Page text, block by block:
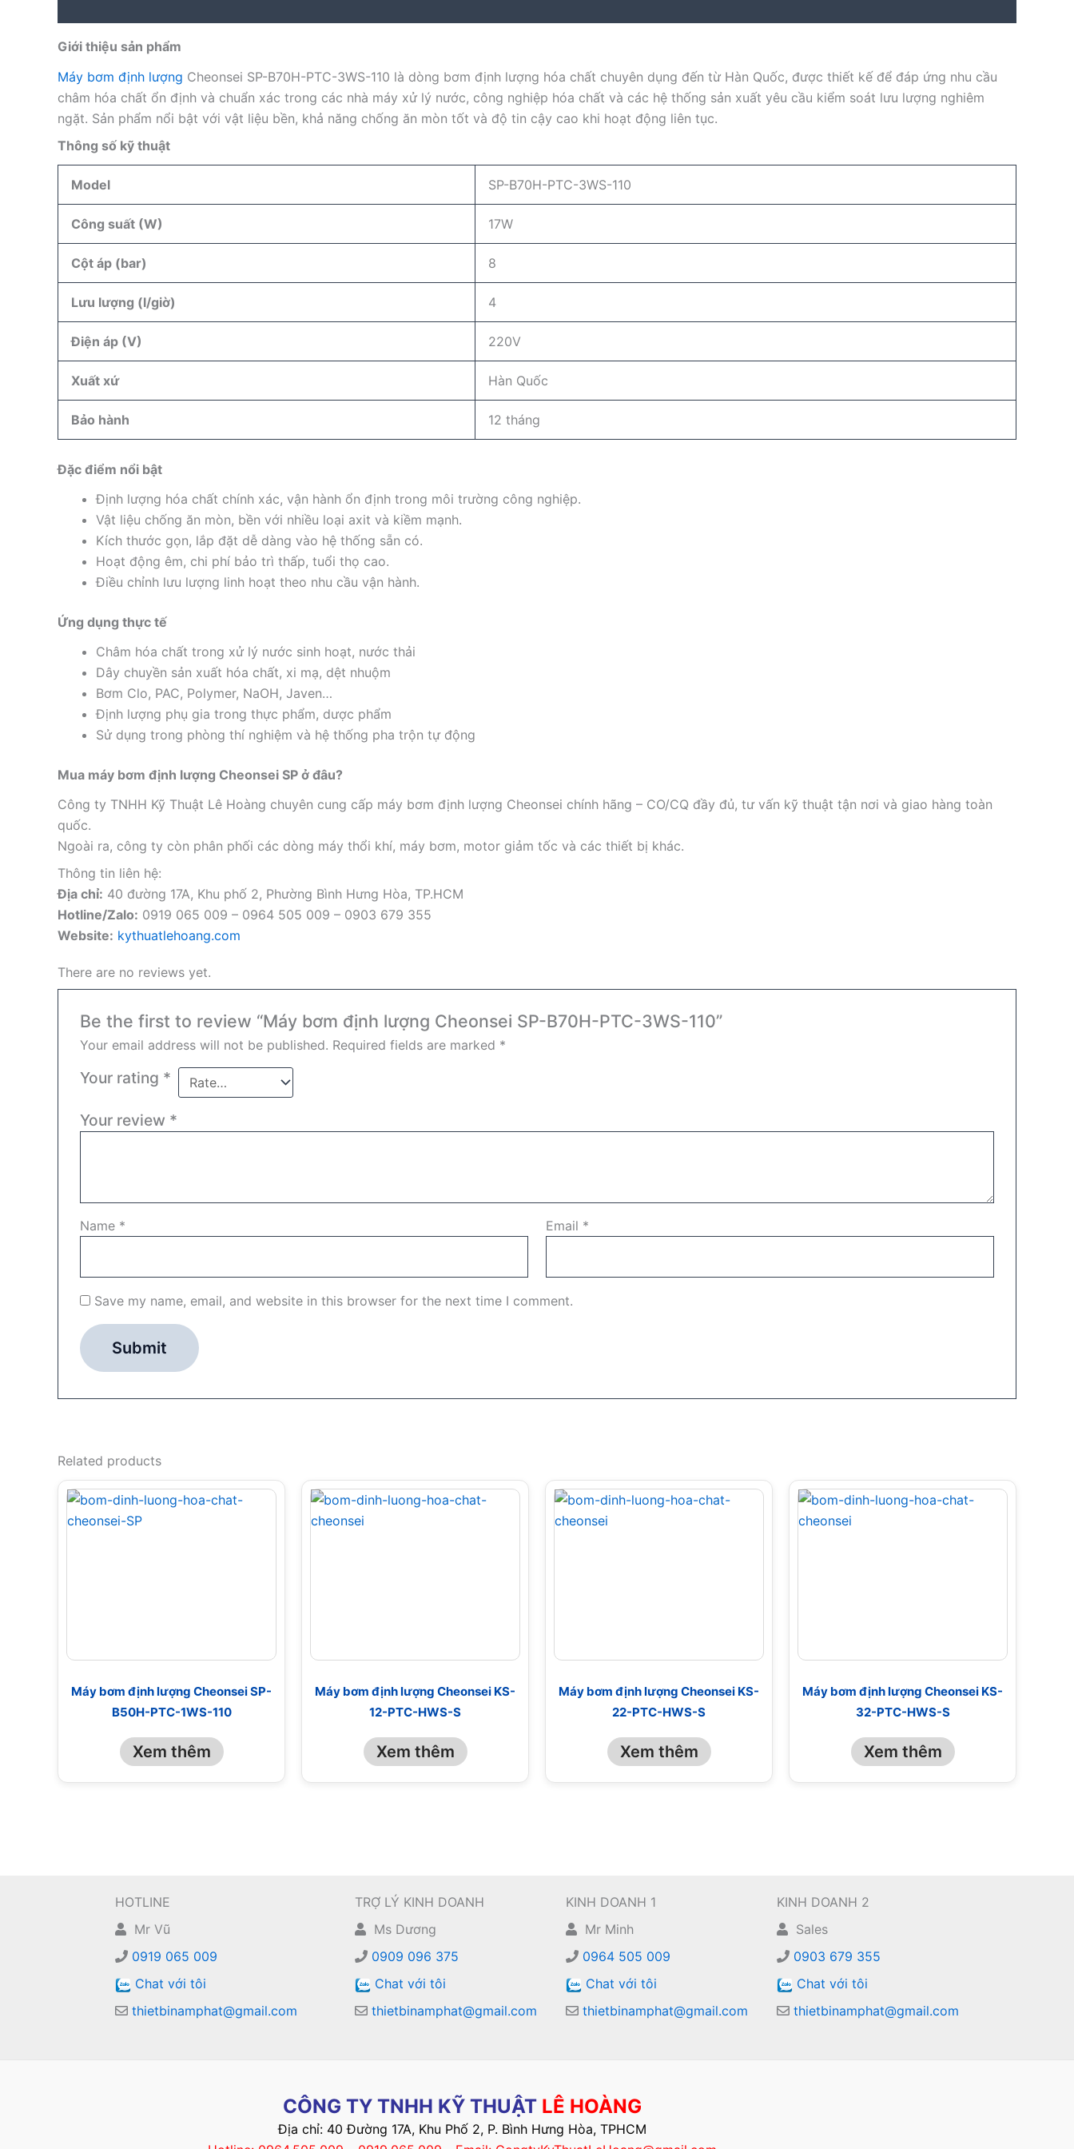
Giới thiệu sản phẩm
Máy bơm định lượng Cheonsei SP-B70H-PTC-3WS-110 là dòng bơm định lượng hóa chất chuyên dụng đến từ Hàn Quốc, được thiết kế để đáp ứng nhu cầu
châm hóa chất ổn định và chuẩn xác trong các nhà máy xử lý nước, công nghiệp hóa chất và các hệ thống sản xuất yêu cầu kiểm soát lưu lượng nghiêm
ngặt. Sản phẩm nổi bật với vật liệu bền, khả năng chống ăn mòn tốt và độ tin cậy cao khi hoạt động liên tục.
Thông số kỹ thuật
Model SP-B70H-PTC-3WS-110
Công suất (W) 17W
Cột áp (bar) 8
Lưu lượng (l/giờ) 4
Điện áp (V) 220V
Xuất xứ Hàn Quốc
Bảo hành 12 tháng
Đặc điểm nổi bật
Định lượng hóa chất chính xác, vận hành ổn định trong môi trường công nghiệp.
Vật liệu chống ăn mòn, bền với nhiều loại axit và kiềm mạnh.
Kích thước gọn, lắp đặt dễ dàng vào hệ thống sẵn có.
Hoạt động êm, chi phí bảo trì thấp, tuổi thọ cao.
Điều chỉnh lưu lượng linh hoạt theo nhu cầu vận hành.
Ứng dụng thực tế
Châm hóa chất trong xử lý nước sinh hoạt, nước thải
Dây chuyền sản xuất hóa chất, xi mạ, dệt nhuộm
Bơm Clo, PAC, Polymer, NaOH, Javen…
Định lượng phụ gia trong thực phẩm, dược phẩm
Sử dụng trong phòng thí nghiệm và hệ thống pha trộn tự động
Mua máy bơm định lượng Cheonsei SP ở đâu?
Công ty TNHH Kỹ Thuật Lê Hoàng chuyên cung cấp máy bơm định lượng Cheonsei chính hãng – CO/CQ đầy đủ, tư vấn kỹ thuật tận nơi và giao hàng toàn
quốc.
Ngoài ra, công ty còn phân phối các dòng máy thổi khí, máy bơm, motor giảm tốc và các thiết bị khác.
Thông tin liên hệ:
Địa chỉ: 40 đường 17A, Khu phố 2, Phường Bình Hưng Hòa, TP.HCM
Hotline/Zalo: 0919 065 009 – 0964 505 009 – 0903 679 355
Website: kythuatlehoang.com
There are no reviews yet.
Be the first to review “Máy bơm định lượng Cheonsei SP-B70H-PTC-3WS-110”
Your email address will not be published. Required fields are marked *
Your rating *
Your review *
Name * Email *
Save my name, email, and website in this browser for the next time I comment.
Related products
Máy bơm định lượng Cheonsei SP-
B50H-PTC-1WS-110
Xem thêm
Máy bơm định lượng Cheonsei KS-
12-PTC-HWS-S
Xem thêm
Máy bơm định lượng Cheonsei KS-
22-PTC-HWS-S
Xem thêm
Máy bơm định lượng Cheonsei KS-
32-PTC-HWS-S
Xem thêm
HOTLINE
Mr Vũ
0919 065 009
Chat với tôi
thietbinamphat@gmail.com
TRỢ LÝ KINH DOANH
Ms Dương
0909 096 375
Chat với tôi
thietbinamphat@gmail.com
KINH DOANH 1
Mr Minh
0964 505 009
Chat với tôi
thietbinamphat@gmail.com
KINH DOANH 2
Sales
0903 679 355
Chat với tôi
thietbinamphat@gmail.com
CÔNG TY TNHH KỸ THUẬT LÊ HOÀNG
Địa chỉ: 40 Đường 17A, Khu Phố 2, P. Bình Hưng Hòa, TPHCM